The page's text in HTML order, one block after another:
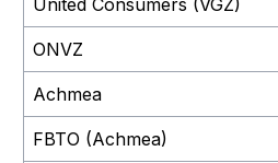
United Consumers (VGZ)
ONVZ
Achmea
FBTO (Achmea)